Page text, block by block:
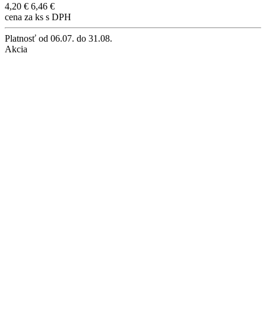
4,20 € 6,46 €
cena za ks s DPH
Platnosť od 06.07. do 31.08.
Akcia